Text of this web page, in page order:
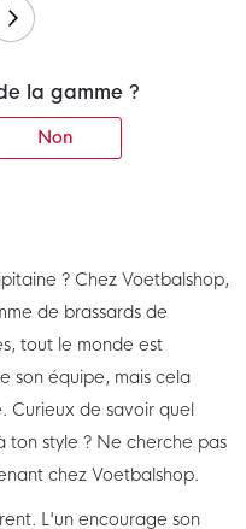
Suivant
la gamme ?
Non
? Chez Voetbalshop,
de brassards de
tout le monde est
son équipe, mais cela
Curieux de savoir quel
ton style ? Ne cherche pas
chez Voetbalshop.
L'un encourage son